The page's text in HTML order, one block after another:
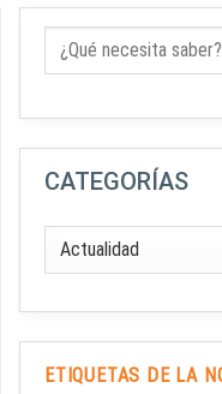
CATEGORÍAS
ETIQUETAS DE LA